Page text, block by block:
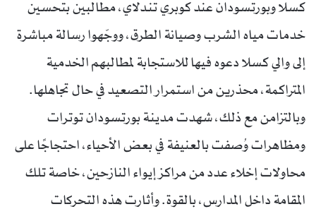
كسلا وبورتسودان عند كوبري تندلاي، مطالبين بتحسين
خدمات مياه الشرب وصيانة الطرق، ووجّهوا رسالة مباشرة
إلى والي كسلا دعوه فيها للاستجابة لمطالبهم الخدمية
المتراكمة، محذرين من استمرار التصعيد في حال تجاهلها.
وبالتزامن مع ذلك، شهدت مدينة بورتسودان توترات
ومظاهرات وُصفت بالعنيفة في بعض الأحياء، احتجاجًا على
محاولات إخلاء عدد من مراكز إيواء النازحين، خاصة تلك
المقامة داخل المدارس، بالقوة. وأثارت هذه التحركات